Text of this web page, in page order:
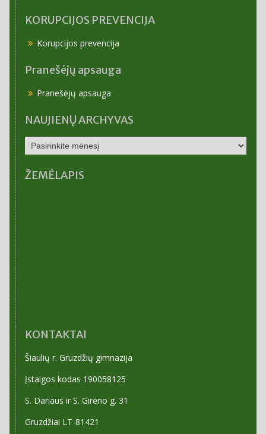
KORUPCIJOS PREVENCIJA
Korupcijos prevencija
Pranešėjų apsauga
Pranešėjų apsauga
NAUJIENŲ ARCHYVAS
NAUJIENŲ
ARCHYVAS
ŽEMĖLAPIS
KONTAKTAI
Šiaulių r. Gruzdžių gimnazija
Įstaigos kodas 190058125
S. Dariaus ir S. Girėno g. 31
Gruzdžiai LT-81421